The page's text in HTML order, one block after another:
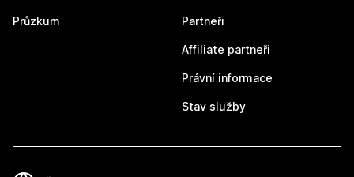
Průzkum Partneři
Affiliate partneři
Právní informace
Stav služby